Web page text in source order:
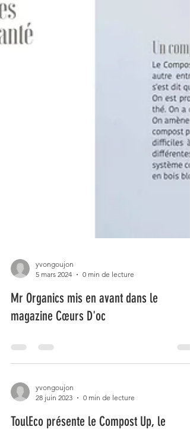
yvongoujon
5 mars 2024
0 min de lecture
Mr Organics mis en avant dans le
magazine Cœurs D'oc